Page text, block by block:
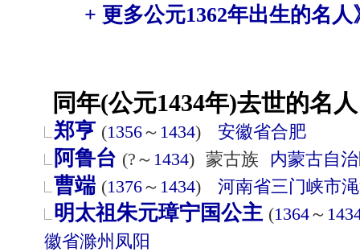
+ 更多公元1362年出生的名人
同年(公元1434年)去世的名
郑亨 (1356～ 1434) 安徽省合肥
阿鲁台 (?～ 1434) 蒙古族 内蒙古自
曹端 (1376～ 1434) 河南省三门峡市
明太祖朱元璋宁国公主 (1364～
徽省滁州 凤阳